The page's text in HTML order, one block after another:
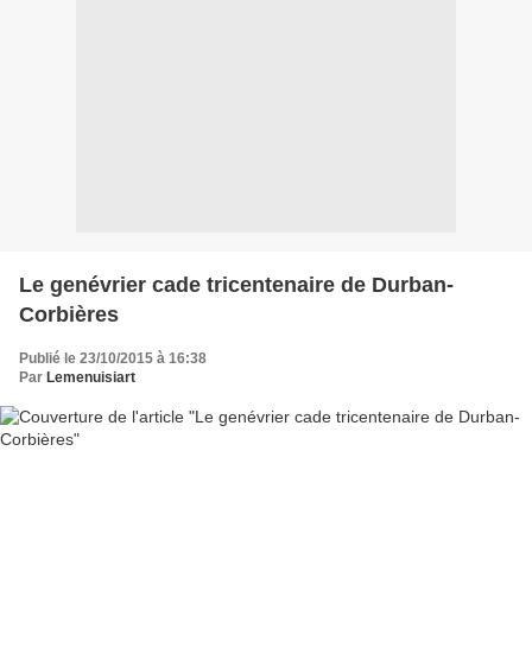
Le genévrier cade tricentenaire de Durban-
Corbières
Publié le 23/10/2015 à 16:38
Par Lemenuisiart